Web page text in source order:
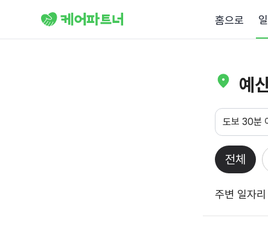
홈으로
예
도보 30분
전체
주변 일자리